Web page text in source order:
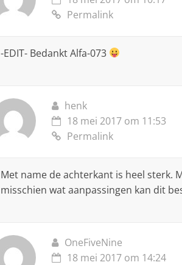
Permalink
-EDIT- Bedankt Alfa-073
henk
18 mei 2017 om 11:53
Permalink
Met name de achterkant is heel sterk.
misschien wat aanpassingen kan dit
OneFiveNine
18 mei 2017 om 14:24